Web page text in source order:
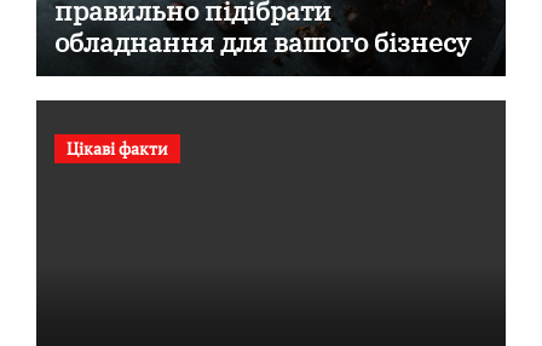
правильно підібрати
обладнання для вашого бізнесу
Цікаві факти